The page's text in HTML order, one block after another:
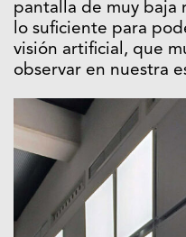
pantalla de muy baja
lo suficiente para
visión artificial, que
observar en nuestra